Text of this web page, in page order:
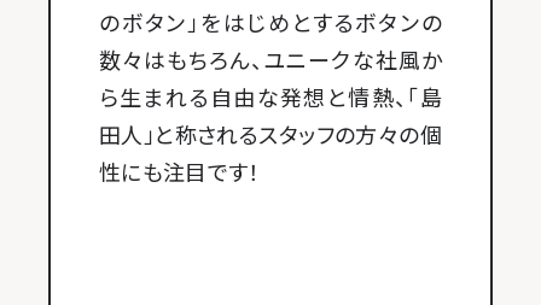
のボタン」をはじめとするボタンの
数々はもちろん、ユニークな社風か
ら生まれる自由な発想と情熱、「島
田人」と称されるスタッフの方々の個
性にも注目です！